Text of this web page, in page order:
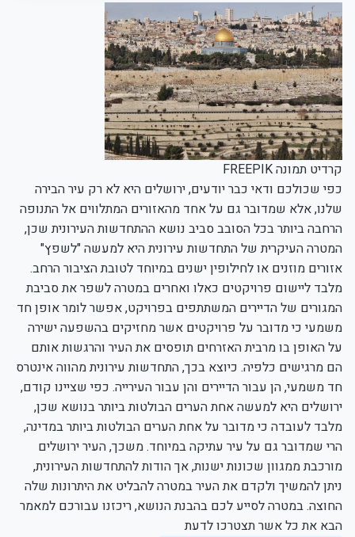
קרדיט תמונה FREEPIK
כפי שכולכם ודאי כבר יודעים, ירושלים היא לא רק עיר הבירה
שלנו, אלא שמדובר גם על אחד מהאזורים המתלווים אל התנופה
הרחבה ביותר בכל הסובב סביב נושא ההתחדשות העירונית שכן,
המטרה העיקרית של התחדשות עירונית היא למעשה "לשפץ"
אזורים מוזנים או לחילופין ישנים במיוחד לטובת הציבור הרחב.
מלבד ליישום פרויקטים כאלו ואחרים במטרה לשפר את סביבת
המגורים של הדיירים המשתתפים בפרויקט, אפשר לומר אופן חד
משמעי כי מדובר על פרויקטים אשר מחזיקים בהשפעה ישירה
על האופן בו מרבית האזרחים תופסים את העיר והרגשות אותם
הם מרגישים כלפיה. כיוצא בכך, התחדשות עירונית מהווה אינטרס
חד משמעי, הן עבור הדיירים והן עבור העירייה. כפי שציינו קודם,
ירושלים היא למעשה אחת הערים הבולטות ביותר בנושא שכן,
מלבד לעובדה כי מדובר על אחת הערים הבולטות ביותר במדינה,
הרי שמדובר גם על עיר עתיקה במיוחד. משכך, העיר ירושלים
מורכבת ממגוון שכונות ישנות, אך הודות להתחדשות העירונית,
ניתן להמשיך ולקדם את העיר במטרה להבליט את היתרונות שלה
החוצה. במטרה לסייע לכם בהבנת הנושא, ריכזנו עבורכם למאמר
הבא את כל אשר תצטרכו לדעת